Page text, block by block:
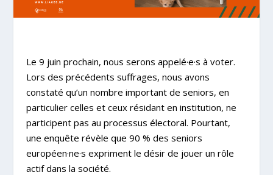
Le 9 juin prochain, nous serons appelé·e·s à voter.
Lors des précédents suffrages, nous avons
constaté qu’un nombre important de seniors, en
particulier celles et ceux résidant en institution, ne
participent pas au processus électoral. Pourtant,
une enquête révèle que 90 % des seniors
européen·ne·s expriment le désir de jouer un rôle
actif dans la société.